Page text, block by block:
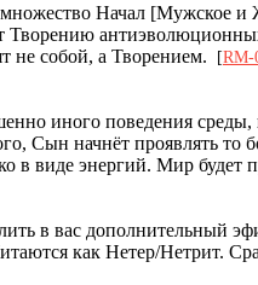
Начал [Мужское
Творению
не собой, а Творением.
[RM-
иного поведения
Сын начнёт проявлять то
в виде энергий. Мир
в вас дополнительный
как Нетер/Нетрит.